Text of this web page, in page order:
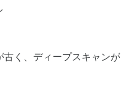
古く、ディープスキャンが